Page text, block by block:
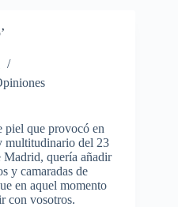
piel que provocó en
multitudinario del 23
Madrid, quería añadir
y camaradas de
en aquel momento
con vosotros.